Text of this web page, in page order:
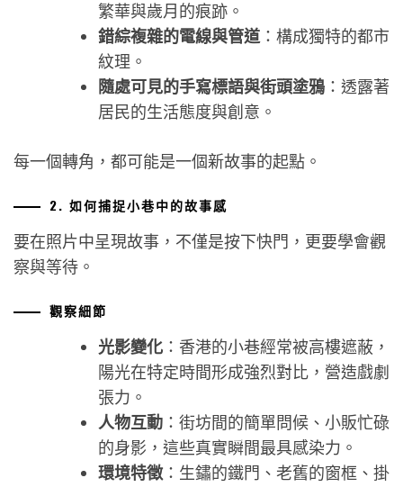
繁華與歲月的痕跡。
錯綜複雜的電線與管道：構成獨特的都市
紋理。
隨處可見的手寫標語與街頭塗鴉 ：透露著
居民的生活態度與創意。
每一個轉角，都可能是一個新故事的起點。
2. 如何捕捉小巷中的故事感
要在照片中呈現故事，不僅是按下快門，更要學會觀
察與等待。
觀察細節
光影變化 ：香港的小巷經常被高樓遮蔽，
陽光在特定時間形成強烈對比，營造戲劇
張力。
人物互動 ：街坊間的簡單問候、小販忙碌
的身影，這些真實瞬間最具感染力。
環境特徵：生鏽的鐵門、老舊的窗框、掛